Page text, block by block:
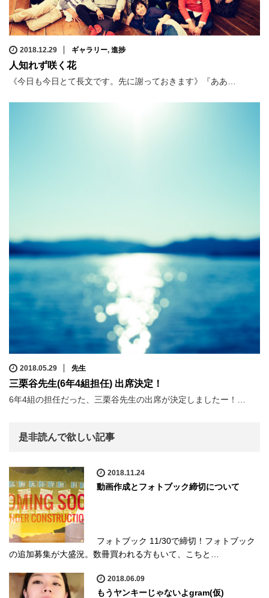
2018.12.29 ギャラリー, 進捗
人知れず咲く花
《今日も今日とて長文です。先に謝っておきます》『ああ…
2018.05.29 先生
三栗谷先生(6年4組担任) 出席決定！
6年4組の担任だった、三栗谷先生の出席が決定しましたー！…
是非読んで欲しい記事
2018.11.24
動画作成とフォトブック締切について
フォトブック 11/30で締切！フォトブック
の追加募集が大盛況。数冊買われる方もいて、こちと…
2018.06.09
もうヤンキーじゃないよgram(仮)